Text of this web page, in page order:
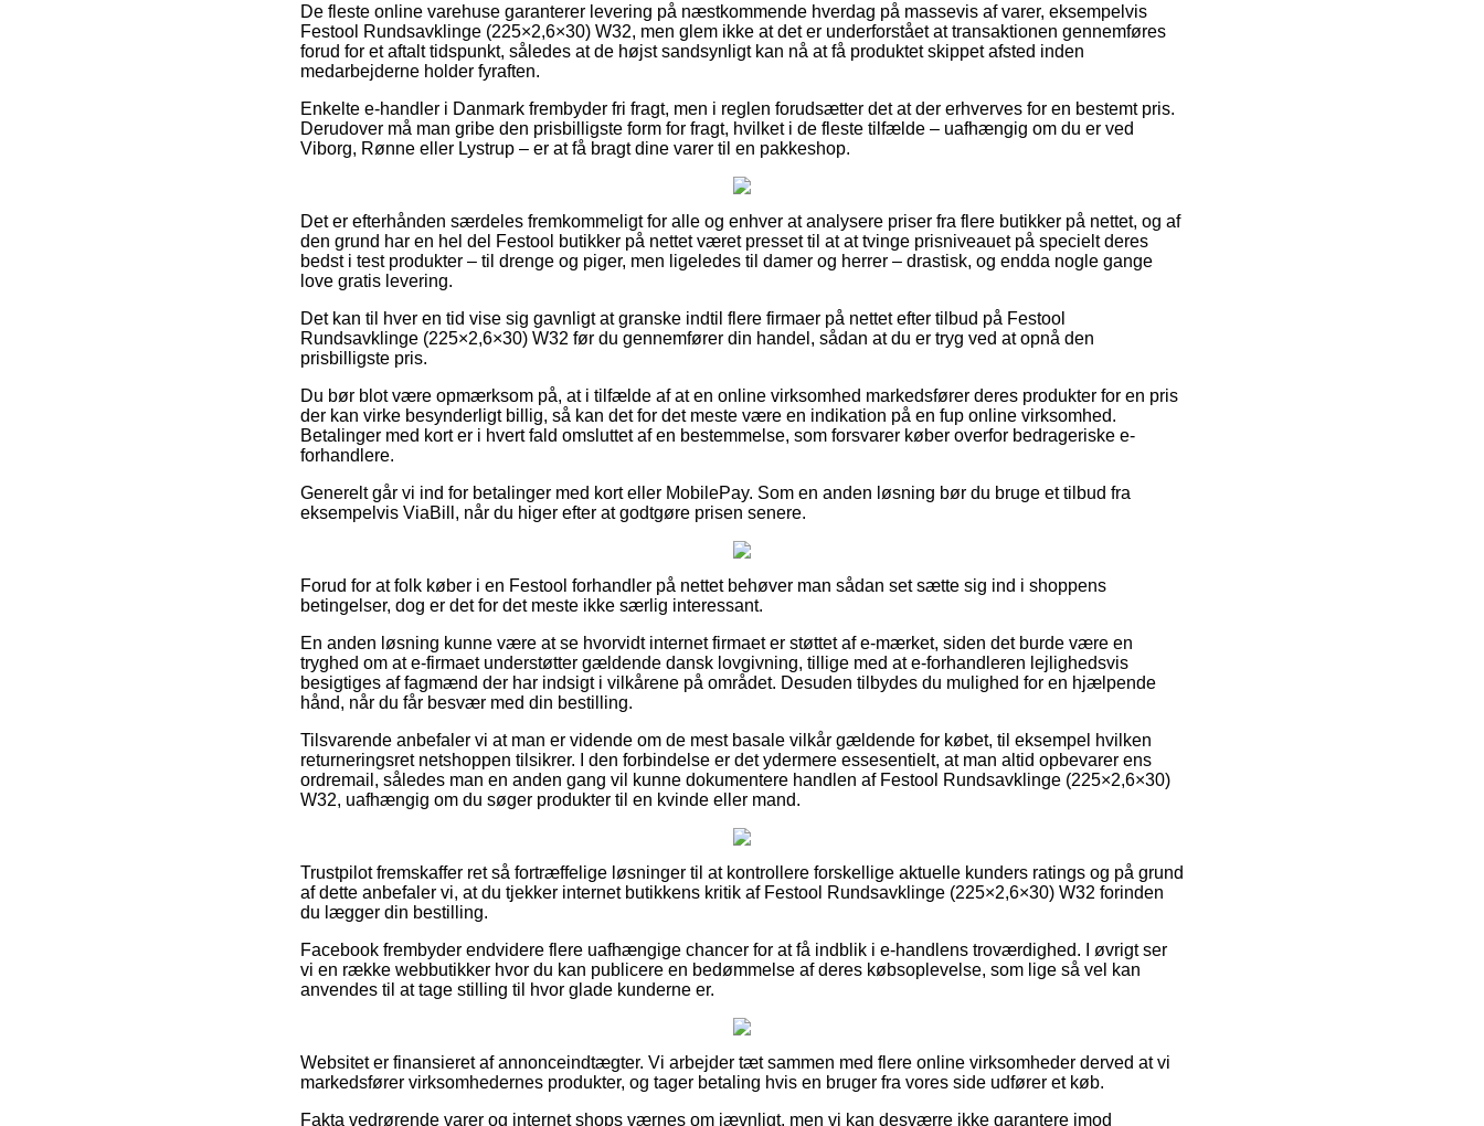
De fleste online varehuse garanterer levering på næstkommende hverdag på massevis af varer, eksempelvis
Festool Rundsavklinge (225×2,6×30) W32, men glem ikke at det er underforstået at transaktionen gennemføres
forud for et aftalt tidspunkt, således at de højst sandsynligt kan nå at få produktet skippet afsted inden
medarbejderne holder fyraften.
Enkelte e-handler i Danmark frembyder fri fragt, men i reglen forudsætter det at der erhverves for en bestemt pris.
Derudover må man gribe den prisbilligste form for fragt, hvilket i de fleste tilfælde – uafhængig om du er ved
Viborg, Rønne eller Lystrup – er at få bragt dine varer til en pakkeshop.
Det er efterhånden særdeles fremkommeligt for alle og enhver at analysere priser fra flere butikker på nettet, og af
den grund har en hel del Festool butikker på nettet været presset til at at tvinge prisniveauet på specielt deres
bedst i test produkter – til drenge og piger, men ligeledes til damer og herrer – drastisk, og endda nogle gange
love gratis levering.
Det kan til hver en tid vise sig gavnligt at granske indtil flere firmaer på nettet efter tilbud på Festool
Rundsavklinge (225×2,6×30) W32 før du gennemfører din handel, sådan at du er tryg ved at opnå den
prisbilligste pris.
Du bør blot være opmærksom på, at i tilfælde af at en online virksomhed markedsfører deres produkter for en pris
der kan virke besynderligt billig, så kan det for det meste være en indikation på en fup online virksomhed.
Betalinger med kort er i hvert fald omsluttet af en bestemmelse, som forsvarer køber overfor bedrageriske e-
forhandlere.
Generelt går vi ind for betalinger med kort eller MobilePay. Som en anden løsning bør du bruge et tilbud fra
eksempelvis ViaBill, når du higer efter at godtgøre prisen senere.
Forud for at folk køber i en Festool forhandler på nettet behøver man sådan set sætte sig ind i shoppens
betingelser, dog er det for det meste ikke særlig interessant.
En anden løsning kunne være at se hvorvidt internet firmaet er støttet af e-mærket, siden det burde være en
tryghed om at e-firmaet understøtter gældende dansk lovgivning, tillige med at e-forhandleren lejlighedsvis
besigtiges af fagmænd der har indsigt i vilkårene på området. Desuden tilbydes du mulighed for en hjælpende
hånd, når du får besvær med din bestilling.
Tilsvarende anbefaler vi at man er vidende om de mest basale vilkår gældende for købet, til eksempel hvilken
returneringsret netshoppen tilsikrer. I den forbindelse er det ydermere essesentielt, at man altid opbevarer ens
ordremail, således man en anden gang vil kunne dokumentere handlen af Festool Rundsavklinge (225×2,6×30)
W32, uafhængig om du søger produkter til en kvinde eller mand.
Trustpilot fremskaffer ret så fortræffelige løsninger til at kontrollere forskellige aktuelle kunders ratings og på grund
af dette anbefaler vi, at du tjekker internet butikkens kritik af Festool Rundsavklinge (225×2,6×30) W32 forinden
du lægger din bestilling.
Facebook frembyder endvidere flere uafhængige chancer for at få indblik i e-handlens troværdighed. I øvrigt ser
vi en række webbutikker hvor du kan publicere en bedømmelse af deres købsoplevelse, som lige så vel kan
anvendes til at tage stilling til hvor glade kunderne er.
Websitet er finansieret af annonceindtægter. Vi arbejder tæt sammen med flere online virksomheder derved at vi
markedsfører virksomhedernes produkter, og tager betaling hvis en bruger fra vores side udfører et køb.
Fakta vedrørende varer og internet shops værnes om jævnligt, men vi kan desværre ikke garantere imod